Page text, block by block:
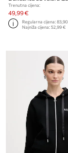
Trenutna cijena:
49,99 €
Regularna cijena:
Najniža cijena:52,99 €